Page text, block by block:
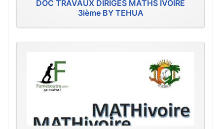
DOC TRAVAUX DIRIGES MATHS IVOIRE
3ième BY TEHUA